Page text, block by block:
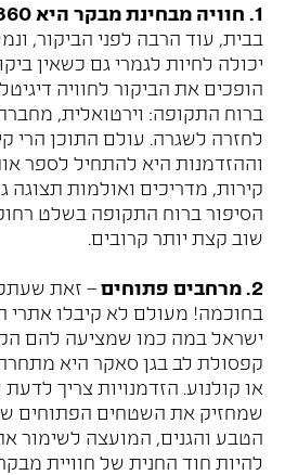
1. חוויה מבחינת מבקר היא 360 מעלות
בבית, עוד הרבה לפני הביקור,
יכולה לחיות לגמרי גם כשאין
הופכים את הביקור לחוויה
ברוח התקופה: וירטואלית,
לחזרה לשגרה. עולם התוכן הרי
וההזדמנות היא להתחיל לספר
קירות, מדריכים ואולמות תצוגה
הסיפור ברוח התקופה בשלט
שוב קצת יותר קרובים.
2. מרחבים פתוחים
– זאת
ישראל במה כמו שמציעה להם
קפסולת לב בגן סאקר היא מתחרה
או קולנוע. הזדמנויות צריך
שמחזיק את השטחים הפתוחים
הטבע והגנים, המועצה לשימור
להיות חוד החנית של חוויית